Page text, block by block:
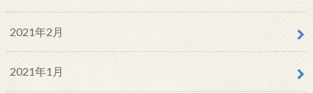
2021年2月
2021年1月